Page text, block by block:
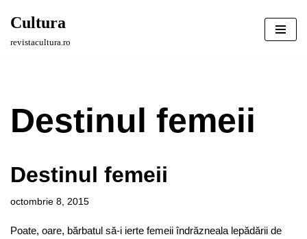
Sari
Cultura
revistacultura.ro
Destinul femeii
Destinul femeii
octombrie 8, 2015
Poate, oare, bărbatul să-i ierte femeii îndrăzneala lepădării de